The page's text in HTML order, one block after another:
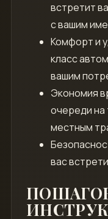
встретит
с вашим
Комфорт и
класс
вашим
Экономия
очереди на
местным
вас